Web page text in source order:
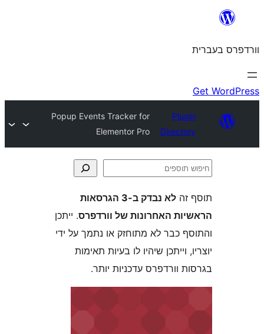
Popup Events Tracker for
Elementor Pro
לא נבדק ב-3 הגרסאות
האחרונות של וורדפרס. ייתכן
כבר לא מתוחזק או נתמך על ידי
שיהיו לו בעיות תאימות
וורדפרס עדכניות יותר.